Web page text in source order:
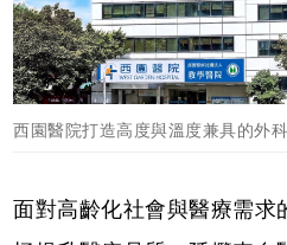
西園醫院打造高度與溫度兼具的外
面對高齡化社會與醫療需求